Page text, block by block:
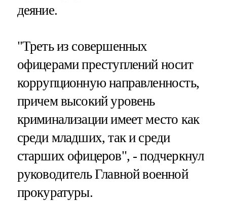
деяние.
"Треть из совершенных
офицерами преступлений носит
коррупционную направленность,
причем высокий уровень
криминализации имеет место как
среди младших, так и среди
старших офицеров", - подчеркнул
руководитель Главной военной
прокуратуры.